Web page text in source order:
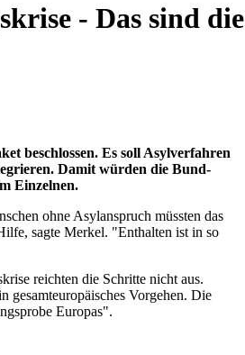
- Das sind die
beschlossen. Es soll Asylverfahren
Damit würden die Bund-
Einzelnen.
ohne Asylanspruch müssten das
sagte Merkel. "Enthalten ist in so
reichten die Schritte nicht aus.
gesamteuropäisches Vorgehen. Die
Europas".